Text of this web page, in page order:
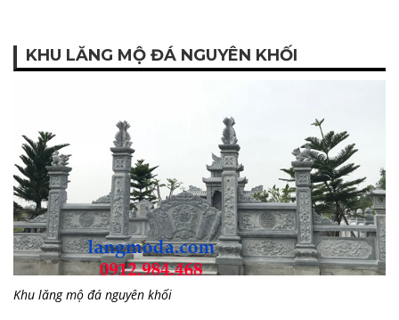
KHU LĂNG MỘ ĐÁ NGUYÊN KHỐI
Khu lăng mộ đá nguyên khối